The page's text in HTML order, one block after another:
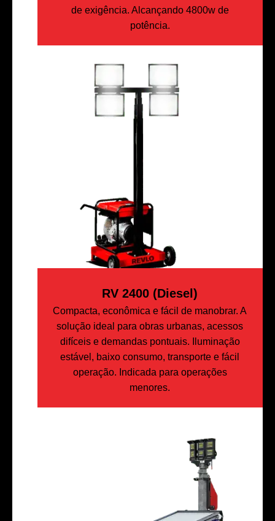
de exigência. Alcançando 4800w de
potência.
RV 2400 (Diesel)
Compacta, econômica e fácil de manobrar. A
solução ideal para obras urbanas, acessos
difíceis e demandas pontuais. Iluminação
estável, baixo consumo, transporte e fácil
operação. Indicada para operações
menores.